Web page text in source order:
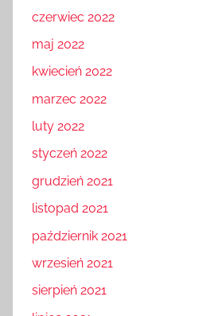
czerwiec 2022
maj 2022
kwiecień 2022
marzec 2022
luty 2022
styczeń 2022
grudzień 2021
listopad 2021
październik 2021
wrzesień 2021
sierpień 2021